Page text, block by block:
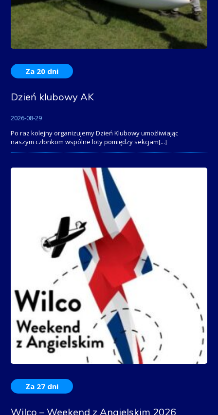
Za 20 dni
Dzień klubowy AK
2026-08-29
Po raz kolejny organizujemy Dzień Klubowy umożliwiając
naszym członkom wspólne loty pomiędzy sekcjam[...]
Za 27 dni
Wilco – Weekend z Angielskim 2026